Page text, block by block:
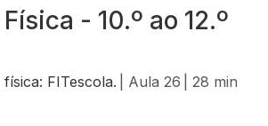
- 10.º ao 12.º
FITescola. | Aula 26
| 28 min